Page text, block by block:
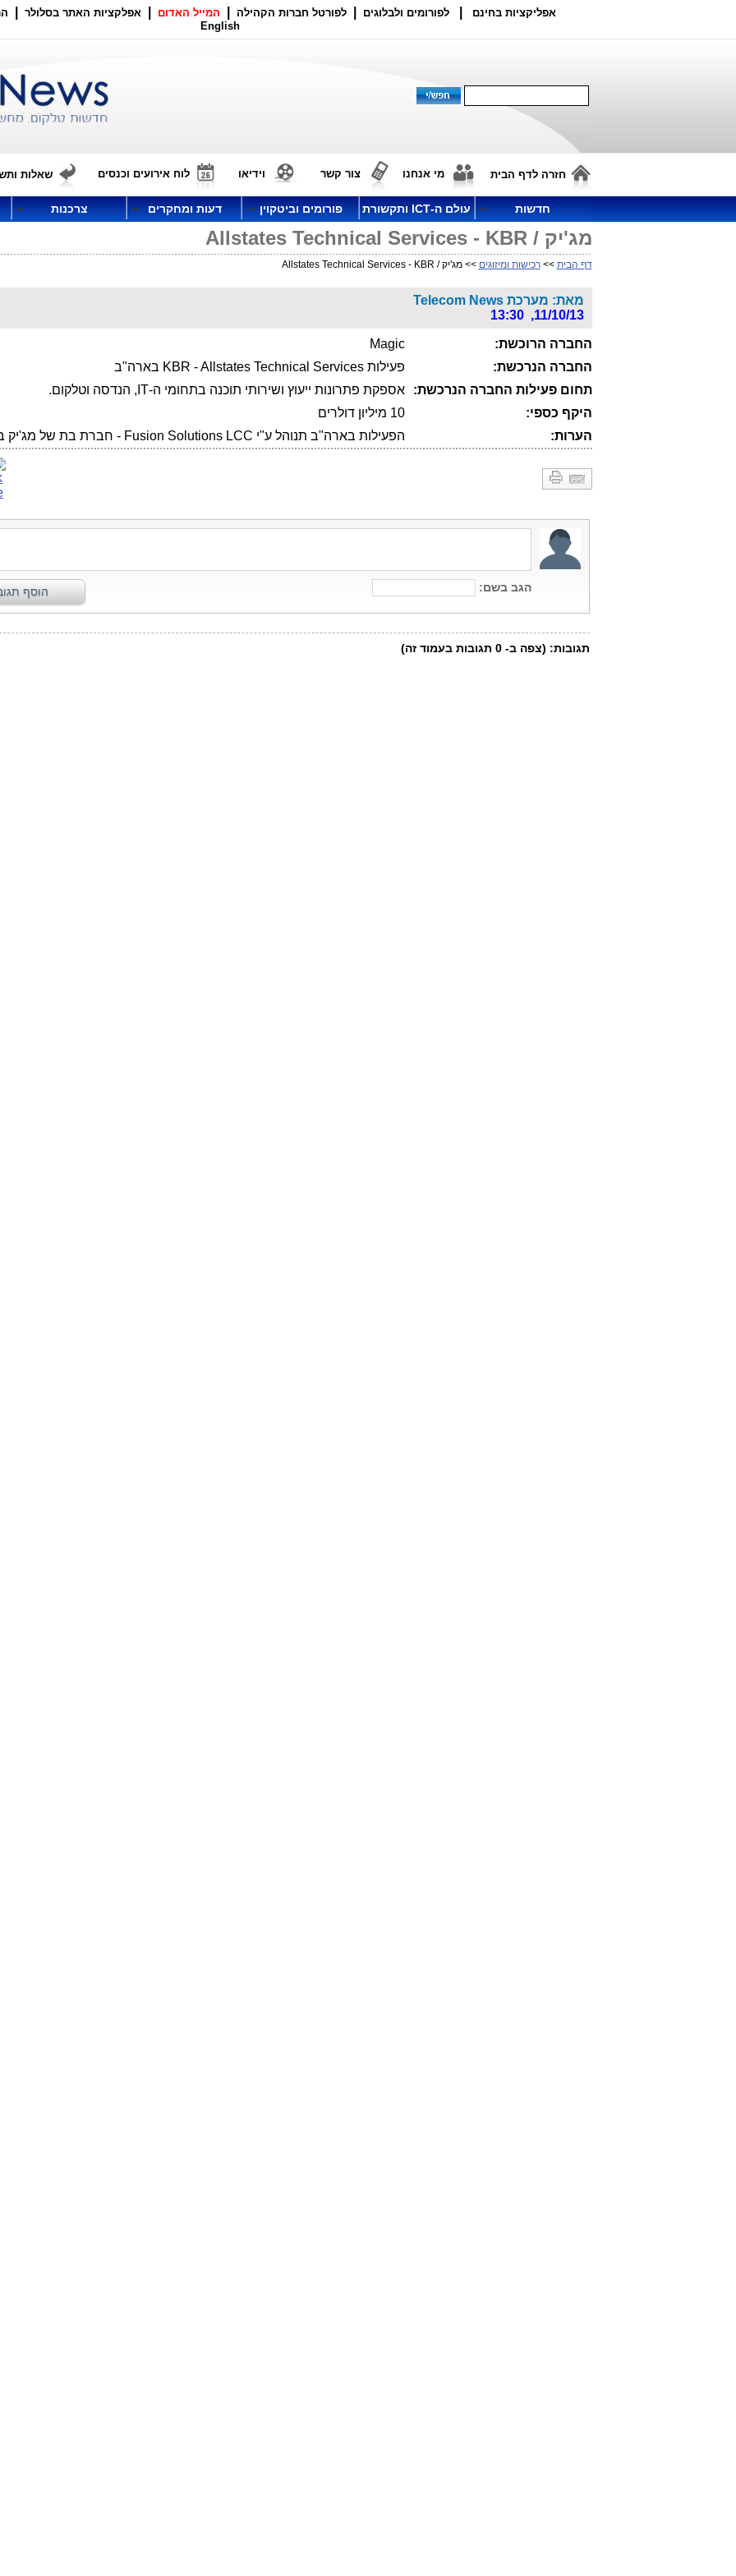
אפליקציות בחינם לפורומים ולבלוגים לפורטל חברות הקהילה המייל האדום אפלקציות האתר בסלולר
English
חזרה לדף הבית מי אנחנו צור קשר וידיאו לוח אירועים וכנסים שאלות
חדשות עולם ה-ICT ותקשורת פורומים וביטקוין דעות ומחקרים צרכנות
מג'יק / Allstates Technical Services - KBR
דף הבית >>רכישות ומיזוגים >> מג'יק / Allstates Technical Services - KBR
מאת: מערכת Telecom News
11/10/13, 13:30
החברה הרוכשת:
Magic
החברה הנרכשת:
פעילות KBR - Allstates Technical Services בארה"ב
תחום פעילות החברה הנרכשת:
אספקת פתרונות ייעוץ ושירותי תוכנה בתחומי ה-IT, הנדסה וטלקום.
היקף כספי:
10 מיליון דולרים
הערות:
הפעילות בארה"ב תנוהל ע"י Fusion Solutions LCC - חברת בת של מג'יק בארה"ב.